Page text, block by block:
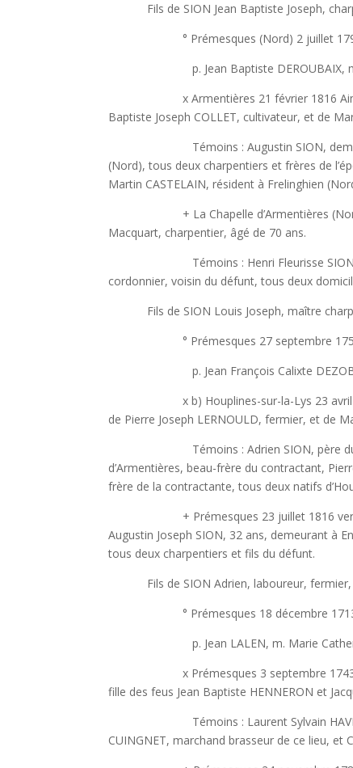
Fils de SION Jean Baptiste Joseph,
° Prémesques (Nord) 2 juillet 1791
p. Jean Baptiste DEROUBAIX, m.
x Armentières 21 février 1816 Aimée
Baptiste Joseph COLLET, cultivateur, et de
Témoins : Augustin SION, demeurant
(Nord), tous deux charpentiers et frères de
Martin CASTELAIN, résident à Frelinghien
+ La Chapelle d’Armentières (Nord) 4
Macquart, charpentier, âgé de 70 ans.
Témoins : Henri Fleurisse SION, 25
cordonnier, voisin du défunt, tous deux
Fils de SION Louis Joseph, maître
° Prémesques 27 septembre 1750.
p. Jean François Calixte DEZOBRY,
x b) Houplines-sur-la-Lys 23 avril 1782
de Pierre Joseph LERNOULD, fermier, et de
Témoins : Adrien SION, père du
d’Armentières, beau-frère du contractant,
frère de la contractante, tous deux natifs
+ Prémesques 23 juillet 1816 vers 9
Augustin Joseph SION, 32 ans, demeurant à
tous deux charpentiers et fils du défunt.
Fils de SION Adrien, laboureur, fermier,
° Prémesques 18 décembre
p. Jean LALEN, m. Marie Catherine
x Prémesques 3 septembre 1743 Marie
fille des feus Jean Baptiste HENNERON et
Témoins : Laurent Sylvain HAVET,
CUINGNET, marchand brasseur de ce lieu, et